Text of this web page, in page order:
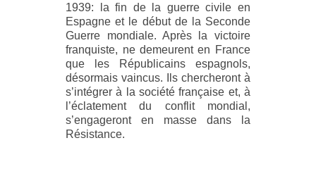
1939: la fin de la guerre civile en
Espagne et le début de la Seconde
Guerre mondiale. Après la victoire
franquiste, ne demeurent en France
que les Républicains espagnols,
désormais vaincus. Ils chercheront à
s’intégrer à la société française et, à
l’éclatement du conflit mondial,
s’engageront en masse dans la
Résistance.